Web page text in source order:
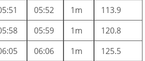
05:52 1m
113.9
05:59 1m
120.8
06:06 1m
125.5